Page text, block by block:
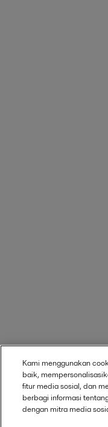
Kami menggunakan
baik,
fitur media sosial, dan
berbagi informasi
dengan mitra media